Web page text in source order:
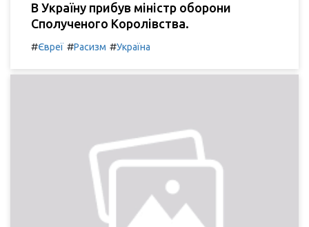
В Україну прибув міністр оборони
Сполученого Королівства.
#Євреї #Расизм #Україна